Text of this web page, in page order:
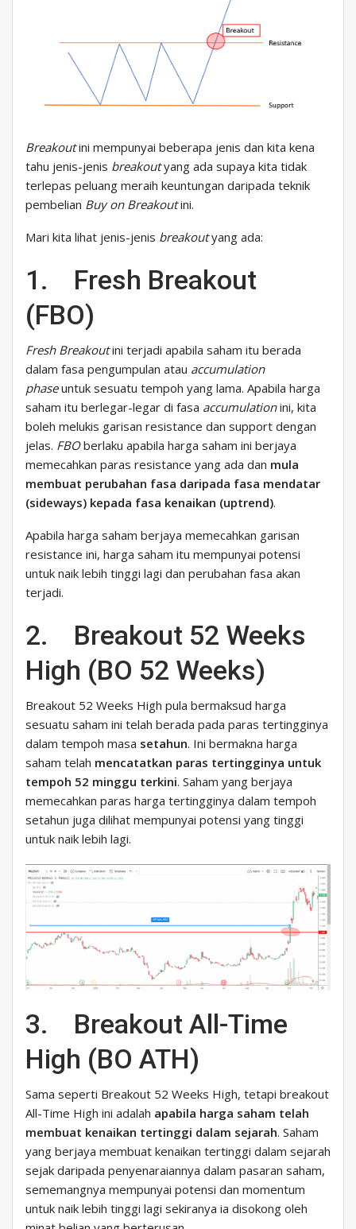
Breakoutini mempunyai beberapa jenis dan kita kena
tahu jenis-jenis breakoutyang ada supaya kita tidak
terlepas peluang meraih keuntungan daripada teknik
pembelian Buy on Breakoutini.
Mari kita lihat jenis-jenis breakoutyang ada:
1. Fresh Breakout
(FBO)
Fresh Breakoutini terjadi apabila saham itu berada
dalam fasa pengumpulan atau accumulation
phaseuntuk sesuatu tempoh yang lama. Apabila harga
saham itu berlegar-legar di fasa accumulationini, kita
boleh melukis garisan resistance dan support dengan
jelas. FBOberlaku apabila harga saham ini berjaya
memecahkan paras resistance yang ada dan mula
membuat perubahan fasa daripada fasa mendatar
(sideways) kepada fasa kenaikan (uptrend).
Apabila harga saham berjaya memecahkan garisan
resistance ini, harga saham itu mempunyai potensi
untuk naik lebih tinggi lagi dan perubahan fasa akan
terjadi.
2. Breakout 52 Weeks
High (BO 52 Weeks)
Breakout 52 Weeks High pula bermaksud harga
sesuatu saham ini telah berada pada paras tertingginya
dalam tempoh masa setahun. Ini bermakna harga
saham telah mencatatkan paras tertingginya untuk
tempoh 52 minggu terkini. Saham yang berjaya
memecahkan paras harga tertingginya dalam tempoh
setahun juga dilihat mempunyai potensi yang tinggi
untuk naik lebih lagi.
3. Breakout All-Time
High (BO ATH)
Sama seperti Breakout 52 Weeks High, tetapi breakout
All-Time High ini adalah apabila harga saham telah
membuat kenaikan tertinggi dalam sejarah. Saham
yang berjaya membuat kenaikan tertinggi dalam sejarah
sejak daripada penyenaraiannya dalam pasaran saham,
sememangnya mempunyai potensi dan momentum
untuk naik lebih tinggi lagi sekiranya ia disokong oleh